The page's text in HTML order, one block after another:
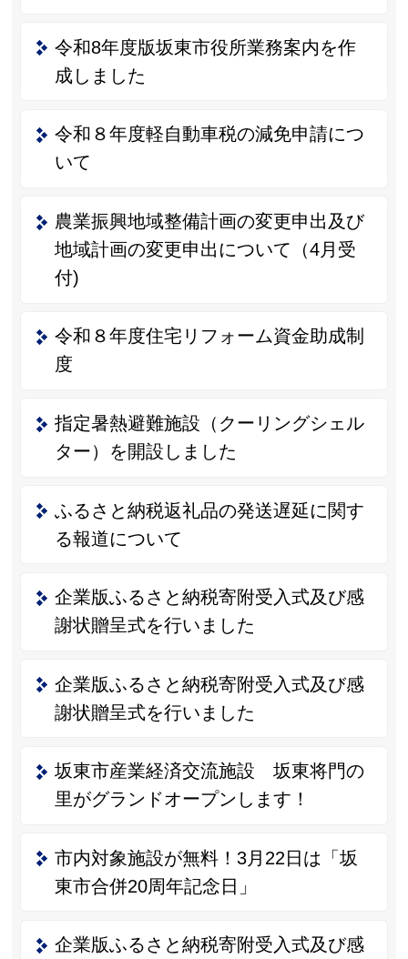
令和8年度版坂東市役所業務案内を作
成しました
令和８年度軽自動車税の減免申請につ
いて
農業振興地域整備計画の変更申出及び
地域計画の変更申出について（4月受
付)
令和８年度住宅リフォーム資金助成制
度
指定暑熱避難施設（クーリングシェル
ター）を開設しました
ふるさと納税返礼品の発送遅延に関す
る報道について
企業版ふるさと納税寄附受入式及び感
謝状贈呈式を行いました
企業版ふるさと納税寄附受入式及び感
謝状贈呈式を行いました
坂東市産業経済交流施設 坂東将門の
里がグランドオープンします！
市内対象施設が無料！3月22日は「坂
東市合併20周年記念日」
企業版ふるさと納税寄附受入式及び感